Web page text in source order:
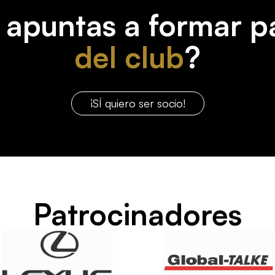
apuntas a formar
del club?
¡SÍ quiero ser socio!
Patrocinadores